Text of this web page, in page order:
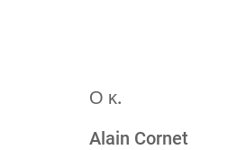
Ο κ.
Alain Cornet